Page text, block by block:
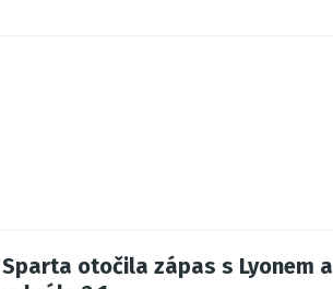
Sparta otočila zápas s Lyonem a